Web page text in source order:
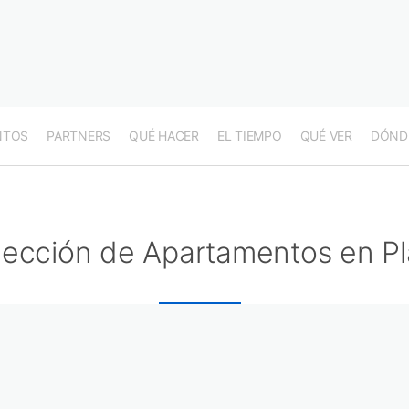
PARTNERS QUÉ HACER EL TIEMPO QUÉ VER
de Apartamentos en